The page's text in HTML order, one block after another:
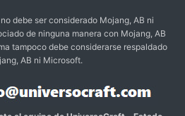
debe ser considerado Mojang, AB ni
de ninguna manera con Mojang, AB
tampoco debe considerarse respaldado
AB ni Microsoft.